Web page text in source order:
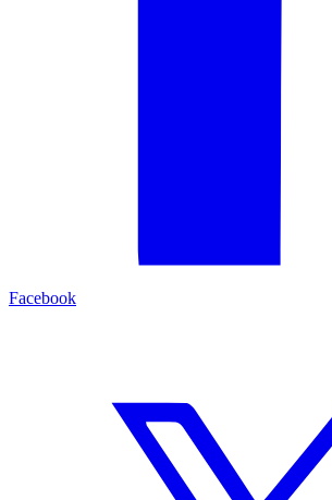
Facebook